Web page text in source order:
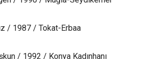
/ 1987 / Tokat-Erbaa
/ 1992 / Konya Kadınhanı